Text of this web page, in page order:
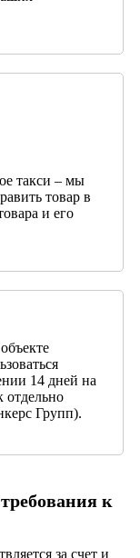
такси – мы
товар в
и его
14 дней на
отдельно
Групп).
к
за счет и